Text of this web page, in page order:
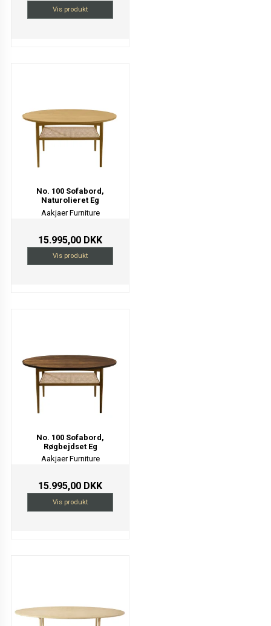
Vis produkt
No. 100 Sofabord,
Naturolieret Eg
Aakjaer Furniture
15.995,00 DKK
Vis produkt
No. 100 Sofabord,
Røgbejdset Eg
Aakjaer Furniture
15.995,00 DKK
Vis produkt